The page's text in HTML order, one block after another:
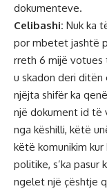
dokumenteve.
Celibashi: Nuk ka
por mbetet jashtë
rreth 6 mijë votues
u skadon deri
njëjta shifër ka
një dokument id të
nga këshilli, këtë
këtë komunikim
politike, s’ka pasur
ngelet një çështje